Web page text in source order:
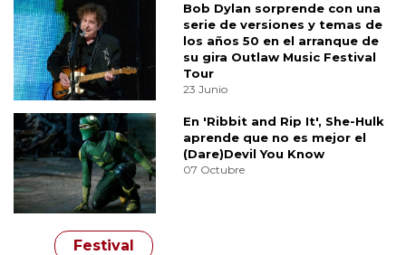
Bob Dylan sorprende con una
serie de versiones y temas de
los años 50 en el arranque de
su gira Outlaw Music Festival
Tour
23 Junio
En 'Ribbit and Rip It', She-Hulk
aprende que no es mejor el
(Dare)Devil You Know
07 Octubre
Festival